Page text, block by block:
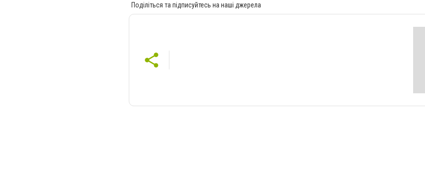
Поділіться та підписуйтесь на наші джерела